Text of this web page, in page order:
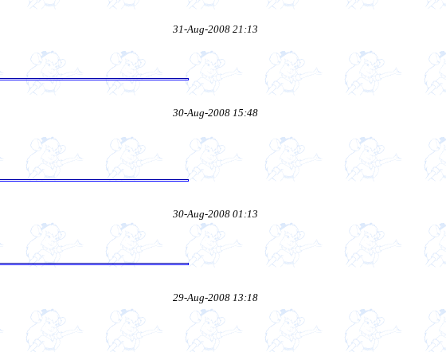
31-Aug-2008 21:13
30-Aug-2008 15:48
30-Aug-2008 01:13
29-Aug-2008 13:18